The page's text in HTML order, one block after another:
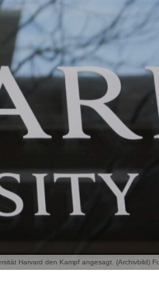
Harvard den Kampf angesagt. (Archivbild)